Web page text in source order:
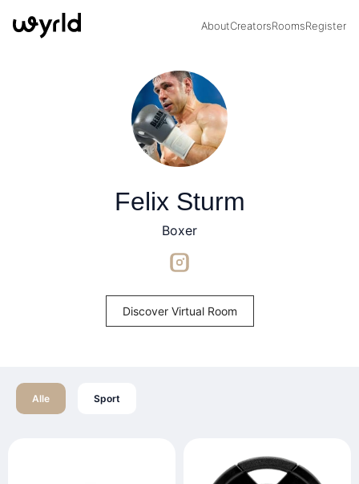
AboutCreatorsRoomsRegister
Felix Sturm
Boxer
Discover Virtual Room
Alle Sport